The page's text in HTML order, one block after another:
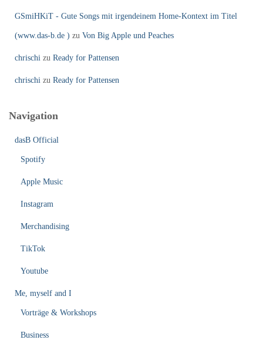
GSmiHKiT - Gute Songs mit irgendeinem Home-Kontext im Titel
(www.das-b.de ) zu Von Big Apple und Peaches
chrischi zu Ready for Pattensen
chrischi zu Ready for Pattensen
Navigation
dasB Official
Spotify
Apple Music
Instagram
Merchandising
TikTok
Youtube
Me, myself and I
Vorträge & Workshops
Business